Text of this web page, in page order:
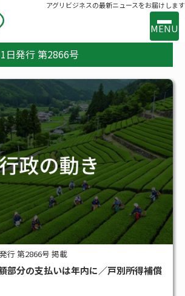
アグリビジネスの最新ニュースをお届けします
MENU
内 出版案内 お問い合わせ
ナンバー 購読のお申込み
行政の動き メーカー・流通の動き
#サステナブル #スマート農業
#補助金
日発行 第2866号
行 第2866号 掲載
部分の支払いは年内に／戸別所得補償